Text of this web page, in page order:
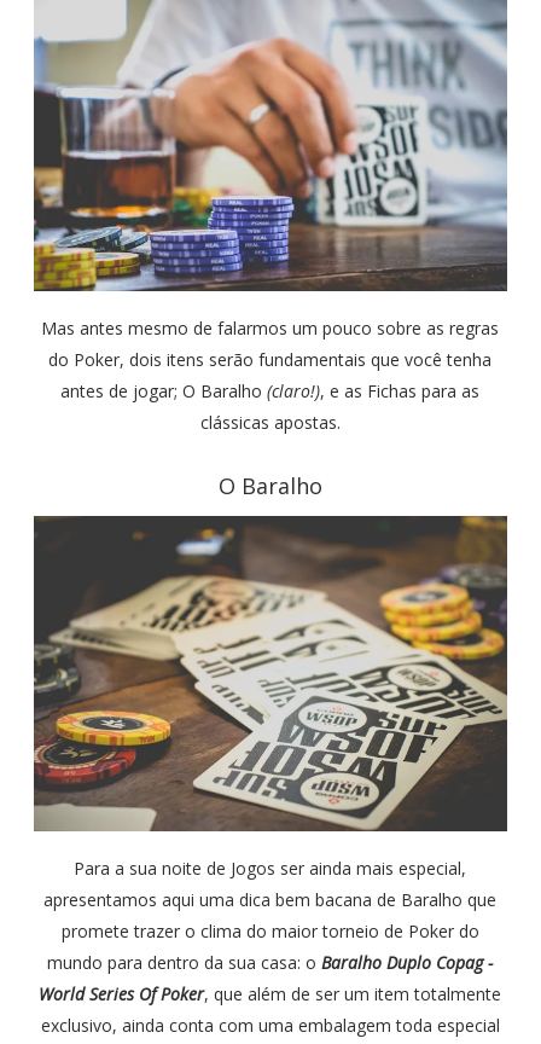
Mas antes mesmo de falarmos um pouco sobre as regras
do Poker, dois itens serão fundamentais que você tenha
antes de jogar; O Baralho(claro!), e as Fichas para as
clássicas apostas.
O Baralho
Para a sua noite de Jogos ser ainda mais especial,
apresentamos aqui uma dica bem bacana de Baralho que
promete trazer o clima do maior torneio de Poker do
mundo para dentro da sua casa: oBaralho Duplo Copag -
World Series Of Poker, que além de ser um item totalmente
exclusivo, ainda conta com uma embalagem toda especial